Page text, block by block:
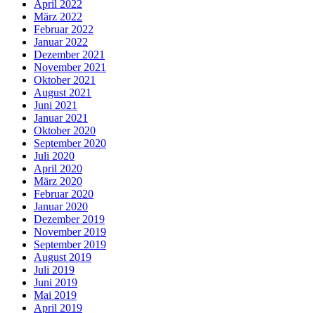
April 2022
März 2022
Februar 2022
Januar 2022
Dezember 2021
November 2021
Oktober 2021
August 2021
Juni 2021
Januar 2021
Oktober 2020
September 2020
Juli 2020
April 2020
März 2020
Februar 2020
Januar 2020
Dezember 2019
November 2019
September 2019
August 2019
Juli 2019
Juni 2019
Mai 2019
April 2019